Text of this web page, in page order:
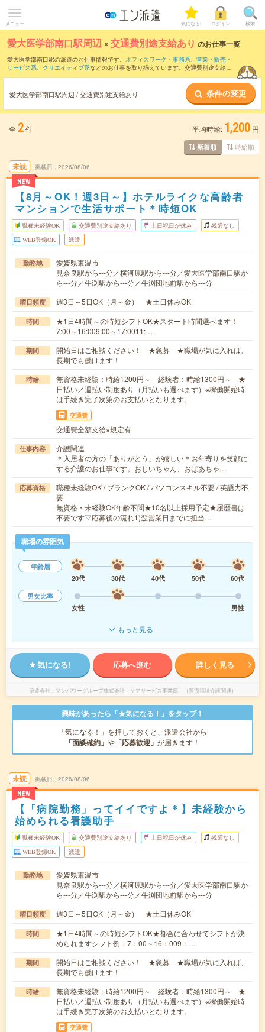
メニュー 気になる! ログイン 検索
愛大医学部南口駅周辺 ×交通費別途支給あり のお仕事一覧
愛大医学部南口駅の派遣のお仕事情報です。 オフィスワーク・事務系、 営業・販売・
サービス系、 クリエイティブ系などのお仕事を取り揃えています。交通費別途支給あ
愛大医学部南口駅周辺 / 交通費別途支給あり 条件の変更
全 2件 平均時給: 1,200 円
新着順 時給順
未読
NEW
掲載日 2026/08/06
【8月～OK！週3日～】ホテルライクな高齢者
マンションで生活サポート＊時短OK
職種未経験OK 交通費別途支給あり 土日祝日が休み 残業なし
WEB登録OK 派遣
勤務地
愛媛県東温市
見奈良駅から---分／横河原駅から---分／愛大医学部南口駅か
ら---分／牛渕駅から---分／牛渕団地前駅から---分
曜日頻度 週3日～5日OK（月～金） ★土日休みOK
時間
★1日4時間～の時短シフトOK★スタート時間選べます！
7:00～16:009:00～17:0011:…
期間
開始日はご相談ください！ ★急募 ★職場が気に入れば、
長期でも働けます！
時給
無資格未経験：時給1200円～ 経験者：時給1300円～ ★
日払い／週払い制度あり（月払いも選べます）※稼働開始時
は手続き完了次第のお支払いとなります。
交通費
交通費全額支給※規定有
仕事内容
介護関連
＊入居者の方の「ありがとう」が嬉しい＊お年寄りを笑顔に
する介護のお仕事です。おじいちゃん、おばあちゃ…
応募資格
職種未経験OK / ブランクOK / パソコンスキル不要 / 英語力不
要
無資格・未経験OK年齢不問★10名以上採用予定★履歴書は
不要です▽応募後の流れ1)翌営業日までに担当…
職場の雰囲気
年齢層
20代
30代 40代 50代
60代
男女比率
女性
男性
もっと見る
気になる! 応募へ進む 詳しく見る
派遣会社 マンパワーグループ株式会社 ケアサービス事業部 （医療福祉介護関連）
興味があったら「★気になる！」をタップ！
「気になる！」を押しておくと、派遣会社から
「面談確約」 や 「応募歓迎」 が届きます！
未読
NEW
掲載日 2026/08/06
【「病院勤務」ってイイですよ＊】未経験から
始められる看護助手
職種未経験OK 交通費別途支給あり 土日祝日が休み 残業なし
WEB登録OK 派遣
勤務地
愛媛県東温市
見奈良駅から---分／横河原駅から---分／愛大医学部南口駅か
ら---分／牛渕駅から---分／牛渕団地前駅から---分
曜日頻度 週3日～5日OK（月～金） ★土日休みOK
時間
★1日4時間～の時短シフトOK★都合に合わせてシフトが決
められますシフト例：7：00～16：009：…
期間
開始日はご相談ください！ ★急募 ★職場が気に入れば、
長期でも働けます！
時給
無資格未経験：時給1200円～ 経験者：時給1300円～ ★
日払い／週払い制度あり（月払いも選べます）※稼働開始時
は手続き完了次第のお支払いとなります。
交通費